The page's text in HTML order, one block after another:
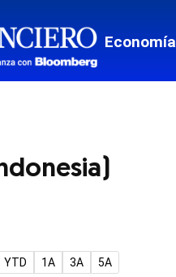
Economía
YTD 1A 3A 5A